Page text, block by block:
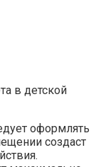
в детской
оформлять
создаст